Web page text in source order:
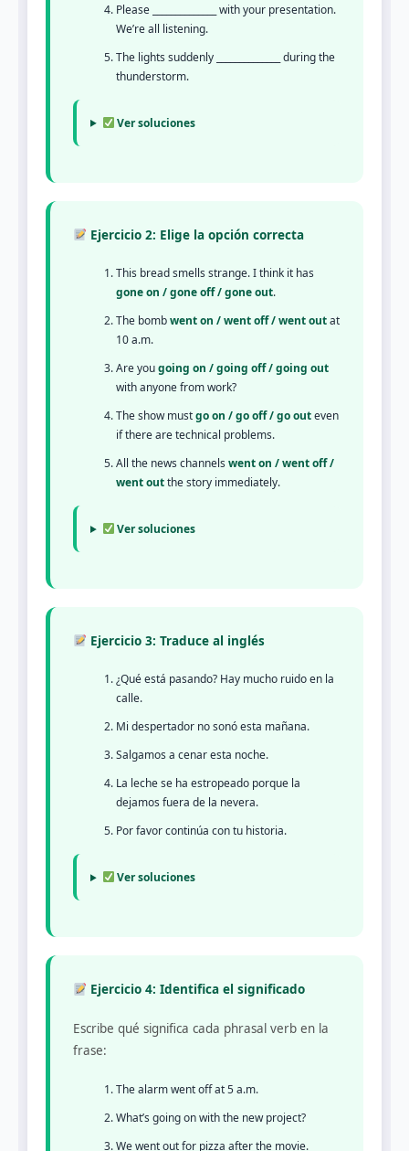
Please ______________ with your presentation.
We’re all listening.
The lights suddenly ______________ during the
thunderstorm.
Ver soluciones
Ejercicio 2: Elige la opción correcta
This bread smells strange. I think it has
gone on / gone off / gone out.
The bombwent on / went off / went outat
10 a.m.
Are yougoing on / going off / going out
with anyone from work?
The show mustgo on / go off / go outeven
if there are technical problems.
All the news channels went on / went off /
went outthe story immediately.
Ver soluciones
Ejercicio 3: Traduce al inglés
¿Qué está pasando? Hay mucho ruido en la
calle.
Mi despertador no sonó esta mañana.
Salgamos a cenar esta noche.
La leche se ha estropeado porque la
dejamos fuera de la nevera.
Por favor continúa con tu historia.
Ver soluciones
Ejercicio 4: Identifica el significado
Escribe qué significa cada phrasal verb en la
frase:
The alarm went off at 5 a.m.
What’s going on with the new project?
We went out for pizza after the movie.